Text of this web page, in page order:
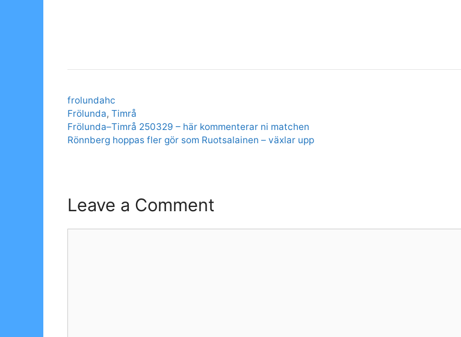
Categories
frolundahc
Tags
Frölunda, Timrå
Frölunda–Timrå 250329 – här kommenterar ni matchen
Rönnberg hoppas fler gör som Ruotsalainen – växlar upp
Leave a Comment